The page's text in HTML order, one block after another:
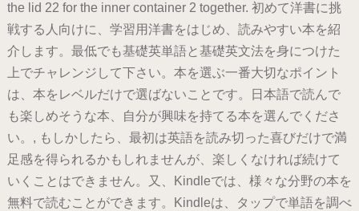
the lid 22 for the inner container 2 together. 初めて洋書に挑
戦する人向けに、学習用洋書をはじめ、読みやすい本を紹
介します。最低でも基礎英単語と基礎英文法を身につけた
上でチャレンジして下さい。本を選ぶ一番大切なポイント
は、本をレベルだけで選ばないことです。日本語で読んで
も楽しめそうな本、自分が興味を持てる本を選んでくださ
い。, もしかしたら、最初は英語を読み切った喜びだけで満
足感を得られるかもしれませんが、楽しくなければ続けて
いくことはできません。又、Kindleでは、様々な分野の本を
無料で読むことができます。Kindleは、タップで単語を調べ